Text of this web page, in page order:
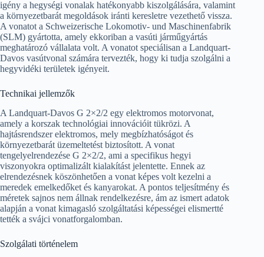
igény a hegységi vonalak hatékonyabb kiszolgálására, valamint
a környezetbarát megoldások iránti keresletre vezethető vissza.
A vonatot a Schweizerische Lokomotiv- und Maschinenfabrik
(SLM) gyártotta, amely ekkoriban a vasúti járműgyártás
meghatározó vállalata volt. A vonatot speciálisan a Landquart-
Davos vasútvonal számára tervezték, hogy ki tudja szolgálni a
hegyvidéki területek igényeit.
Technikai jellemzők
A Landquart-Davos G 2×2/2 egy elektromos motorvonat,
amely a korszak technológiai innovációit tükrözi. A
hajtásrendszer elektromos, mely megbízhatóságot és
környezetbarát üzemeltetést biztosított. A vonat
tengelyelrendezése G 2×2/2, ami a specifikus hegyi
viszonyokra optimalizált kialakítást jelentette. Ennek az
elrendezésnek köszönhetően a vonat képes volt kezelni a
meredek emelkedőket és kanyarokat. A pontos teljesítmény és
méretek sajnos nem állnak rendelkezésre, ám az ismert adatok
alapján a vonat kimagasló szolgáltatási képességei elismertté
tették a svájci vonatforgalomban.
Szolgálati történelem